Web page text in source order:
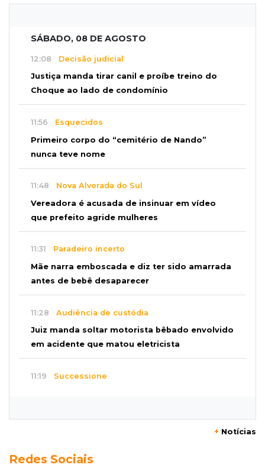
SÁBADO, 08 DE AGOSTO
12:08 Decisão judicial
Justiça manda tirar canil e proíbe treino do
Choque ao lado de condomínio
11:56 Esquecidos
Primeiro corpo do “cemitério de Nando”
nunca teve nome
11:48 Nova Alvorada do Sul
Vereadora é acusada de insinuar em vídeo
que prefeito agride mulheres
11:31 Paradeiro incerto
Mãe narra emboscada e diz ter sido amarrada
antes de bebê desaparecer
11:28 Audiência de custódia
Juiz manda soltar motorista bêbado envolvido
em acidente que matou eletricista
11:19 Successione
Acrissul atribui queda do rebanho em MS a
+ Notícias
Redes Sociais